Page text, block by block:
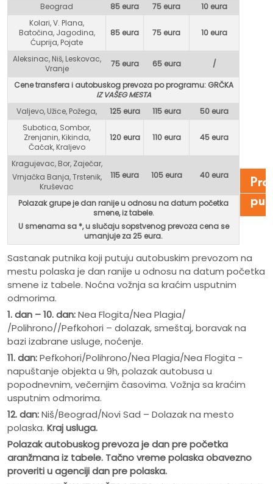
Beograd
85 eura 75 eura
10 eura
Kolari, V. Plana,
Batočina, Jagodina,
Ćuprija, Pojate
85 eura 75 eura 10 eura
Aleksinac, Niš, Leskovac,
Vranje
75 eura 65 eura /
Cene transfera i autobuskog prevoza po programu: GRČKA
IZ VAŠEG MESTA
Valjevo, Užice, Požega,
125 eura 115 eura
50 eura
Subotica, Sombor,
Zrenjanin, Kikinda,
Čačak, Kraljevo
120 eura 110 eura 45 eura
Kragujevac, Bor, Zaječar,
Vrnjačka Banja, Trstenik,
Kruševac
115 eura 105 eura 40 eura
Polazak grupe je dan ranije u odnosu na datum početka
smene, iz tabele.
U smenama sa *, uslučaju sopstvenog prevoza cena se
umanjuje za 25 eura.
Sastanak putnika koji putuju autobuskim prevozom na
mestu polaska je dan ranije u odnosu na datum početka
smene iz tabele. Noćna vožnja sa kraćim usputnim
odmorima.
1. dan – 10. dan:Nea Flogita/Nea Plagia/
/Polihrono//Pefkohori – dolazak, smeštaj, boravak na
bazi izabrane usluge, noćenje.
11. dan:Pefkohori/Polihrono/Nea Plagia/Nea Flogita -
napuštanje objekta u 9h, polazak autobusa u
popodnevnim, večernjim časovima. Vožnja sa kraćim
usputnim odmorima.
12. dan:Niš/Beograd/Novi Sad – Dolazak na mesto
polaska. Kraj usluga.
Polazak autobuskog prevoza je dan pre početka
aranžmana iz tabele. Tačno vreme polaska obavezno
proveriti u agenciji dan pre polaska.